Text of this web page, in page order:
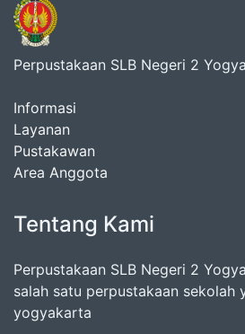
Perpustakaan SLB Negeri 2
Informasi
Layanan
Pustakawan
Area Anggota
Tentang Kami
Perpustakaan SLB Negeri 2
salah satu perpustakaan sekolah
yogyakarta